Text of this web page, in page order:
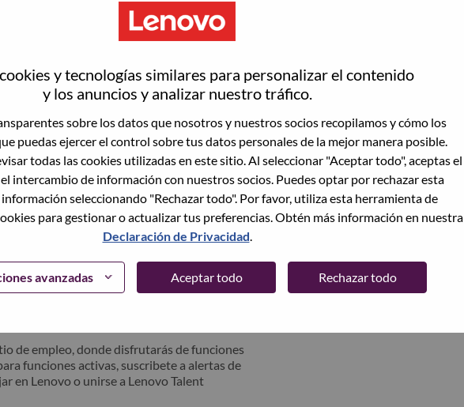
y tecnologías similares para personalizar el contenido
y los anuncios y analizar nuestro tráfico.
sobre los datos que nosotros y nuestros socios recopilamos y cómo los
puedas ejercer el control sobre tus datos personales de la mejor manera posible.
todas las cookies utilizadas en este sitio. Al seleccionar "Aceptar todo", aceptas el
intercambio de información con nuestros socios. Puedes optar por rechazar esta
seleccionando "Rechazar todo". Por favor, utiliza esta herramienta de
para gestionar o actualizar tus preferencias. Obtén más información en nuestra
Declaración de Privacidad.
avanzadas Aceptar todo Rechazar todo
actual, tenemos su correo electrónico
su contraseña?" para restablecer e iniciar
como nuevo usuario, comunícate con
con los detalles del error y
"Problema de inicio de sesión del
Un miembro de nuestro equipo se
de la revisión.
de empleo, donde disfrutarás de funciones
funciones activas, suscribete a alertas de
en Lenovo o unirse a Lenovo Talent